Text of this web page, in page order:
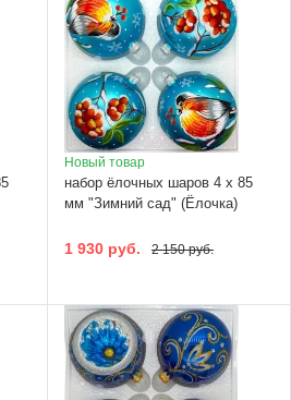
Новый товар
набор ёлочных шаров 4 х 85
мм "Зимний сад" (Ёлочка)
1 930 руб. 2 150 руб.